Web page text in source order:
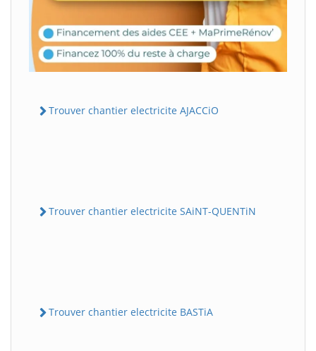
Trouver chantier electricite AJACCiO
Trouver chantier electricite SAiNT-QUENTiN
Trouver chantier electricite BASTiA